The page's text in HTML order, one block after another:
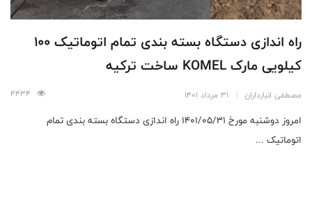
راه اندازی دستگاه بسته بندی تمام اتوماتیک 100
کیلویی مارک KOMEL ساخت ترکیه
مصطفی انبارداران 31 مرداد 1401
امروز دوشنبه مورخ 1401/05/31 راه اندازی دستگاه بسته بندی تمام
اتوماتیک ...